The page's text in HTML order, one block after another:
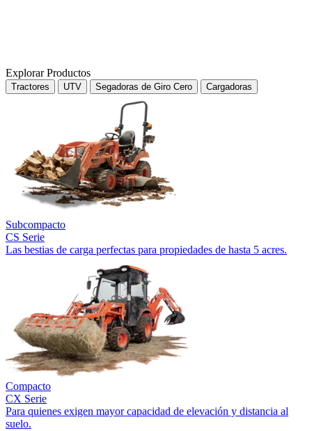
Explorar Productos
Tractores UTV Segadoras de Giro Cero Cargadoras
Subcompacto
CS Serie
Las bestias de carga perfectas para propiedades de hasta 5 acres.
Compacto
CX Serie
Para quienes exigen mayor capacidad de elevación y distancia al
suelo.